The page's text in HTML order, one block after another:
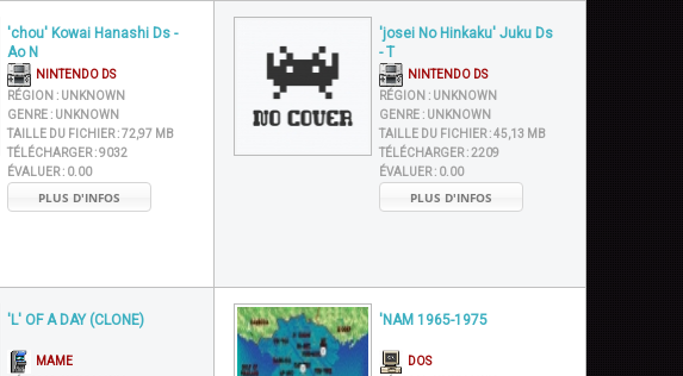
'chou' Kowai Hanashi Ds -
Ao N
NINTENDO DS
RÉGION : UNKNOWN
GENRE : UNKNOWN
TAILLE DU FICHIER :72,97 MB
TÉLÉCHARGER :9032
ÉVALUER : 0.00
PLUS D'INFOS
'josei No Hinkaku' Juku Ds
- T
NINTENDO DS
RÉGION : UNKNOWN
GENRE : UNKNOWN
TAILLE DU FICHIER :45,13 MB
TÉLÉCHARGER :2209
ÉVALUER : 0.00
PLUS D'INFOS
'L' OF A DAY (CLONE)
MAME
'NAM 1965-1975
DOS